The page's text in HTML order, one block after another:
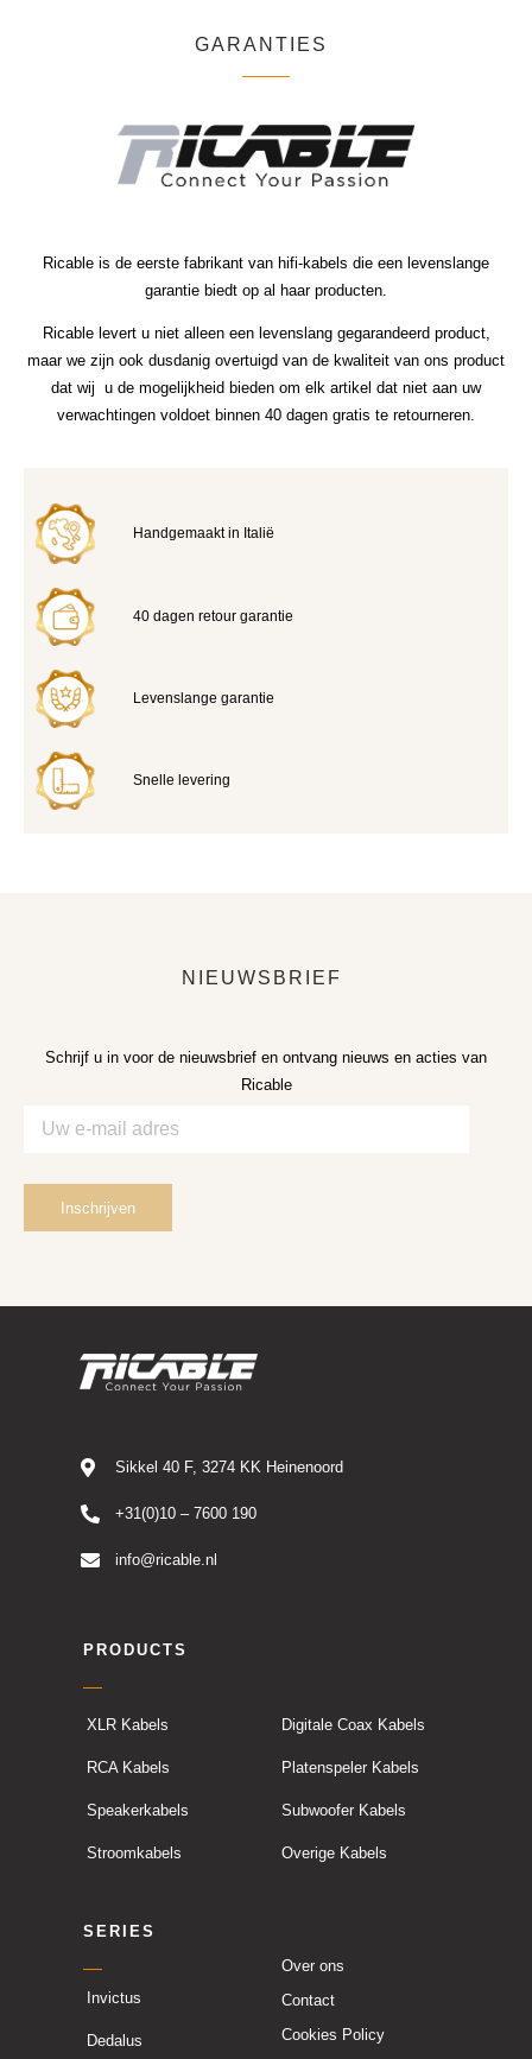
GARANTIES
Ricable is de eerste fabrikant van hifi-kabels die een levenslange
garantie biedt op al haar producten.
Ricable levert u niet alleen een levenslang gegarandeerd product,
maar we zijn ook dusdanig overtuigd van de kwaliteit van ons product
dat wij u de mogelijkheid bieden om elk artikel dat niet aan uw
verwachtingen voldoet binnen 40 dagen gratis te retourneren.
Handgemaakt in Italië
40 dagen retour garantie
Levenslange garantie
Snelle levering
NIEUWSBRIEF
Schrijf u in voor de nieuwsbrief en ontvang nieuws en acties van
Ricable
Sikkel 40 F, 3274 KK Heinenoord
+31(0)10 – 7600 190
info@ricable.nl
PRODUCTS
SERIES
Digitale Coax Kabels
Platenspeler Kabels
Subwoofer Kabels
Overige Kabels
XLR Kabels
RCA Kabels
Speakerkabels
Stroomkabels
Invictus
Dedalus
Over ons
Contact
Cookies Policy